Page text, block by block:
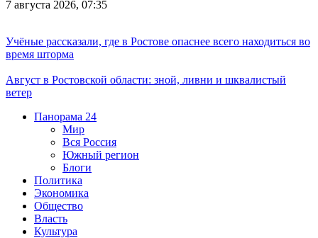
7 августа 2026, 07:35
Учёные рассказали, где в Ростове опаснее всего находиться во
время шторма
Август в Ростовской области: зной, ливни и шквалистый
ветер
Панорама 24
Мир
Вся Россия
Южный регион
Блоги
Политика
Экономика
Общество
Власть
Культура